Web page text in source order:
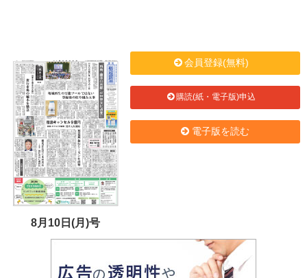
8月10日(月)号
会員登録(無料)
購読(紙・電子版)申込
電子版を読む